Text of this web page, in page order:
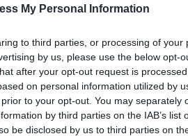
My Personal Information
to third parties, or processing of your
by us, please use the below opt-
after your opt-out request is
on personal information utilized by
to your opt-out. You may separately
by third parties on the IAB’s list
be disclosed by us to third parties on
képzéseken. A